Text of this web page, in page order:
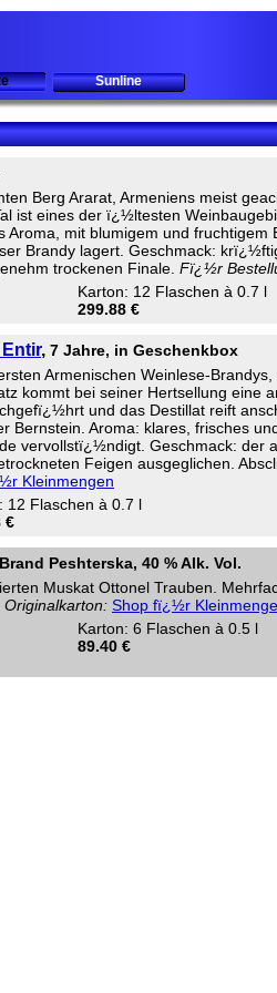
Sunline
Berg Ararat, Armeniens meist
ist eines der ï¿½ltesten
mit blumigem und
Brandy lagert. Geschmack:
trockenen Finale. Fï¿½r
Karton: 12 Flaschen à 0.7 l
299.88 €
, 7 Jahre, in Geschenkbox
Armenischen Weinlese-
kommt bei seiner Hertsellung eine
und das Destillat reift
Bernstein. Aroma: klares, frisches
vervollstï¿½ndigt. Geschmack: der
Feigen ausgeglichen.
Kleinmengen
12 Flaschen à 0.7 l
€
Peshterska, 40 % Alk. Vol.
Muskat Ottonel Trauben.
Shop fï¿½r
Karton: 6 Flaschen à 0.5 l
89.40 €